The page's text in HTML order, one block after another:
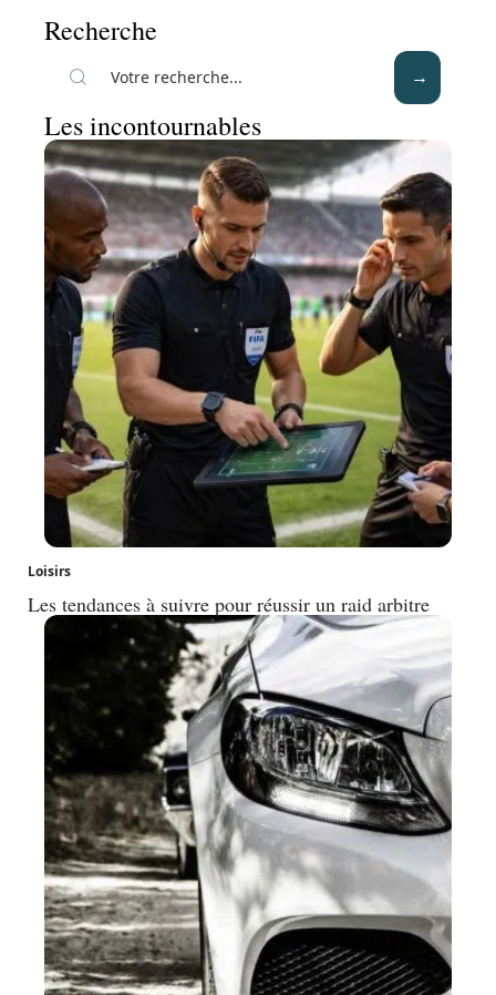
Recherche
Les incontournables
Loisirs
Les tendances à suivre pour réussir un raid arbitre